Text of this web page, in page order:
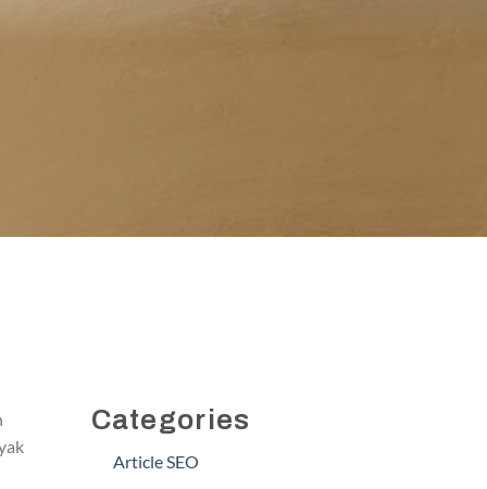
Categories
Article SEO